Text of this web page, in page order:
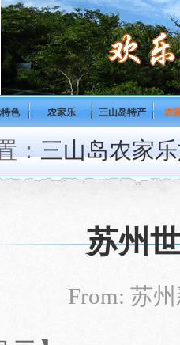
色 农家乐 三山岛特产 农
：三山岛农家
苏州
From: 苏